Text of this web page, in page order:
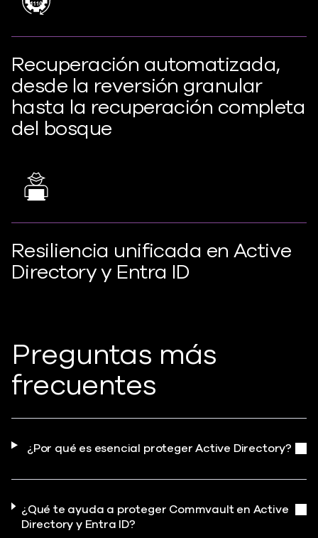
Recuperación automatizada,
desde la reversión granular
hasta la recuperación completa
del bosque
Resiliencia unificada en Active
Directory y Entra ID
Preguntas más
frecuentes
¿Por qué es esencial proteger Active Directory?
¿Qué te ayuda a proteger Commvault en Active
Directory y Entra ID?